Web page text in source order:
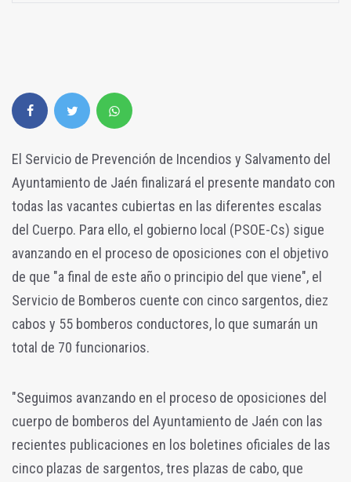
El Servicio de Prevención de Incendios y Salvamento del
Ayuntamiento de Jaén finalizará el presente mandato con
todas las vacantes cubiertas en las diferentes escalas
del Cuerpo. Para ello, el gobierno local (PSOE-Cs) sigue
avanzando en el proceso de oposiciones con el objetivo
de que "a final de este año o principio del que viene", el
Servicio de Bomberos cuente con cinco sargentos, diez
cabos y 55 bomberos conductores, lo que sumarán un
total de 70 funcionarios.
"Seguimos avanzando en el proceso de oposiciones del
cuerpo de bomberos del Ayuntamiento de Jaén con las
recientes publicaciones en los boletines oficiales de las
cinco plazas de sargentos, tres plazas de cabo, que